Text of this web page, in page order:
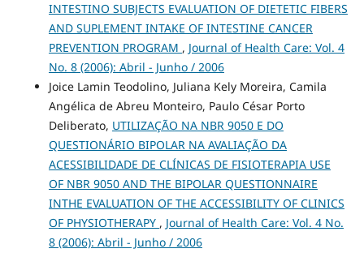
INTESTINO SUBJECTS EVALUATION OF DIETETIC FIBERS
AND SUPLEMENT INTAKE OF INTESTINE CANCER
PREVENTION PROGRAM , Journal of Health Care: Vol. 4
No. 8 (2006): Abril - Junho / 2006
Joice Lamin Teodolino, Juliana Kely Moreira, Camila
Angélica de Abreu Monteiro, Paulo César Porto
Deliberato, UTILIZAÇÃO NA NBR 9050 E DO
QUESTIONÁRIO BIPOLAR NA AVALIAÇÃO DA
ACESSIBILIDADE DE CLÍNICAS DE FISIOTERAPIA USE
OF NBR 9050 AND THE BIPOLAR QUESTIONNAIRE
INTHE EVALUATION OF THE ACCESSIBILITY OF CLINICS
OF PHYSIOTHERAPY , Journal of Health Care: Vol. 4 No.
8 (2006): Abril - Junho / 2006